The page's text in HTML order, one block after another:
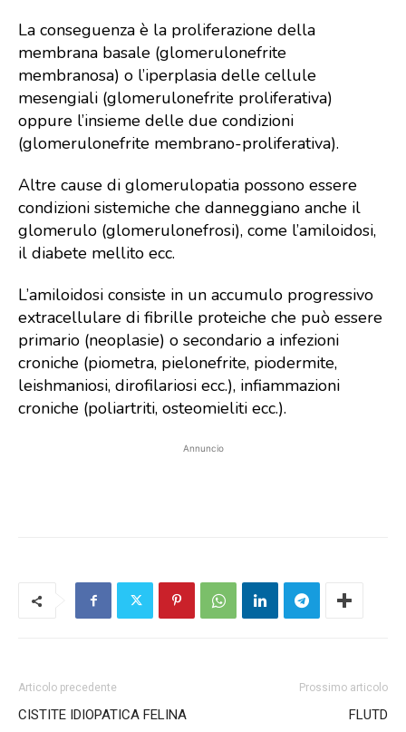
La conseguenza è la proliferazione della
membrana basale (glomerulonefrite
membranosa) o l’iperplasia delle cellule
mesengiali (glomerulonefrite proliferativa)
oppure l’insieme delle due condizioni
(glomerulonefrite membrano-proliferativa).
Altre cause di glomerulopatia possono essere
condizioni sistemiche che danneggiano anche il
glomerulo (glomerulonefrosi), come l’amiloidosi,
il diabete mellito ecc.
L’amiloidosi consiste in un accumulo progressivo
extracellulare di fibrille proteiche che può essere
primario (neoplasie) o secondario a infezioni
croniche (piometra, pielonefrite, piodermite,
leishmaniosi, dirofilariosi ecc.), infiammazioni
croniche (poliartriti, osteomieliti ecc.).
Annuncio
Articolo precedente
CISTITE IDIOPATICA FELINA
Prossimo articolo
FLUTD